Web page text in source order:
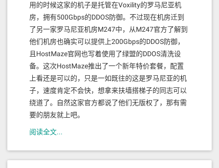
用的时候这家的机子是托管在Voxility的罗马尼亚机
房，拥有500Gbps的DDOS防御。不过现在机房迁到
了另一家罗马尼亚机房M247中，从M247官方了解到
他们机房也确实可以提供上200Gbps的DDOS防御，
且HostMaze官网也写着使用了绿盟的DDOS清洗设
备。这次HostMaze推出了一个新年特价套餐，配置
上看还是可以的，只是一如既往的这是罗马尼亚的机
子，速度肯定不会快，想拿来扶墙搭梯子的同志可以
绕道了。自然这家官方都说了他们无版权了，那有需
要的朋友就上吧。
阅读全文...